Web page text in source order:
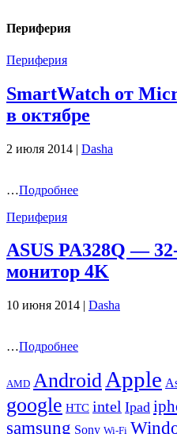
Периферия
Периферия
SmartWatch от
в октябре
2 июля 2014 | Dasha
…Подробнее
Периферия
ASUS PA328Q —
монитор 4K
10 июня 2014 | Dasha
…Подробнее
AMD Android Apple
google HTC intel Ipad
samsung Sony Wi-Fi